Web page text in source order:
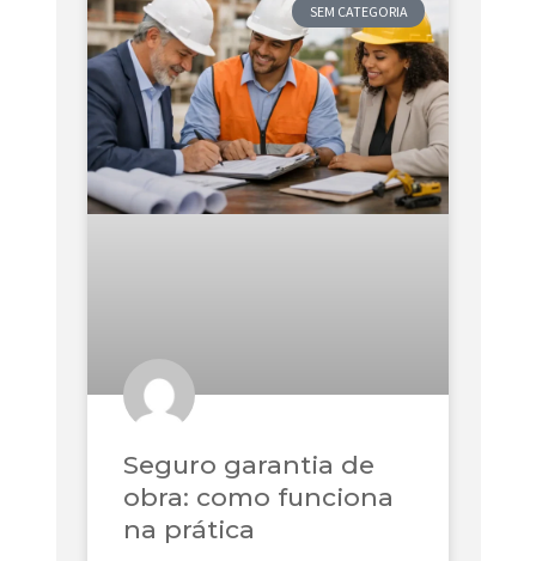
SEM CATEGORIA
Seguro garantia de
obra: como funciona
na prática